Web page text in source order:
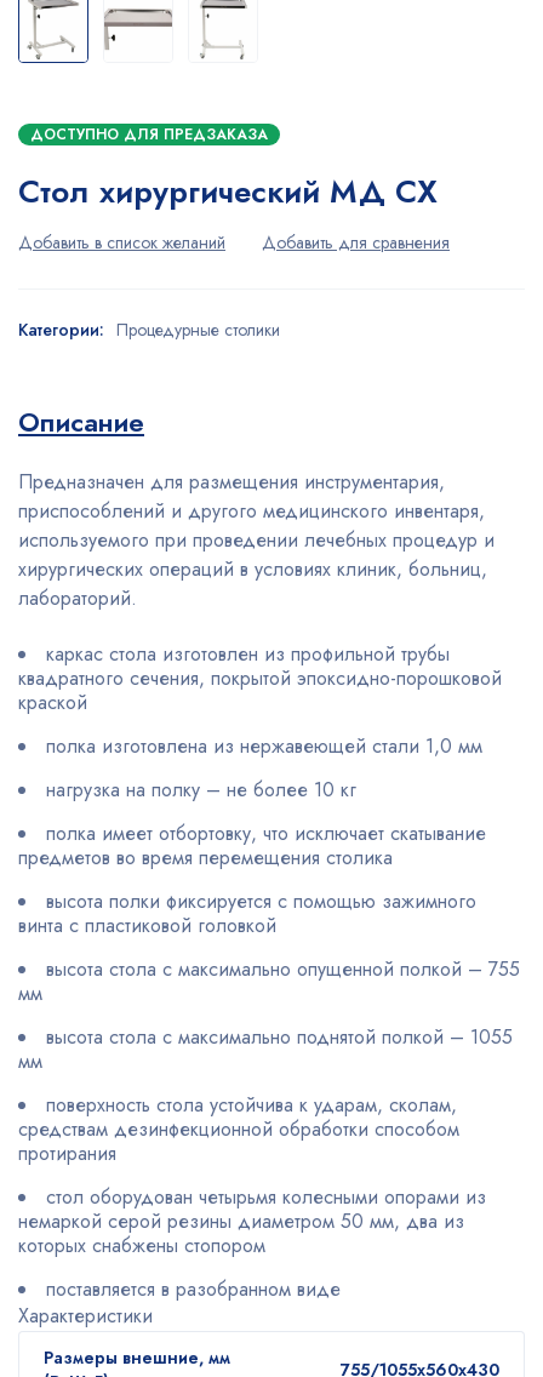
ДОСТУПНО ДЛЯ ПРЕДЗАКАЗА
Стол хирургический МД СХ
Категории: Процедурные столики
Описание
Предназначен для размещения инструментария,
приспособлений и другого медицинского инвентаря,
используемого при проведении лечебных процедур и
хирургических операций в условиях клиник, больниц,
лабораторий.
каркас стола изготовлен из профильной трубы
квадратного сечения, покрытой эпоксидно-порошковой
краской
полка изготовлена из нержавеющей стали 1,0 мм
нагрузка на полку – не более 10 кг
полка имеет отбортовку, что исключает скатывание
предметов во время перемещения столика
высота полки фиксируется с помощью зажимного
винта с пластиковой головкой
высота стола с максимально опущенной полкой – 755
мм
высота стола с максимально поднятой полкой – 1055
мм
поверхность стола устойчива к ударам, сколам,
средствам дезинфекционной обработки способом
протирания
стол оборудован четырьмя колесными опорами из
немаркой серой резины диаметром 50 мм, два из
которых снабжены стопором
поставляется в разобранном виде
Характеристики
Размеры внешние, мм
755/1055x560x430